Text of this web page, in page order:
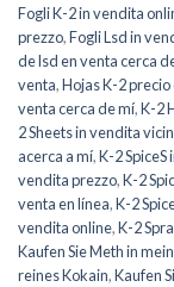
Fogli K-2 in vendita
prezzo,Fogli Lsd in
de lsd en venta cerca
venta,Hojas K-2
venta cerca de mí,K-2
2 Sheets in vendita
acerca a mí,K-2 SpiceS
vendita prezzo,K-2
venta en línea,K-2
vendita online,K-2
Kaufen Sie Meth in
reines Kokain,Kaufen